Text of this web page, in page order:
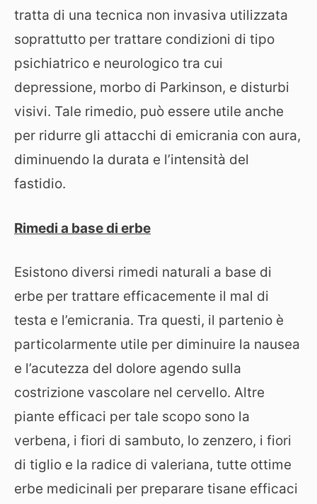
tratta di una tecnica non invasiva utilizzata
soprattutto per trattare condizioni di tipo
psichiatrico e neurologico tra cui
depressione, morbo di Parkinson, e disturbi
visivi. Tale rimedio, può essere utile anche
per ridurre gli attacchi di emicrania con aura,
diminuendo la durata e l’intensità del
fastidio.
Rimedi a base di erbe
Esistono diversi rimedi naturali a base di
erbe per trattare efficacemente il mal di
testa e l’emicrania. Tra questi, il partenio è
particolarmente utile per diminuire la nausea
e l’acutezza del dolore agendo sulla
costrizione vascolare nel cervello. Altre
piante efficaci per tale scopo sono la
verbena, i fiori di sambuto, lo zenzero, i fiori
di tiglio e la radice di valeriana, tutte ottime
erbe medicinali per preparare tisane efficaci